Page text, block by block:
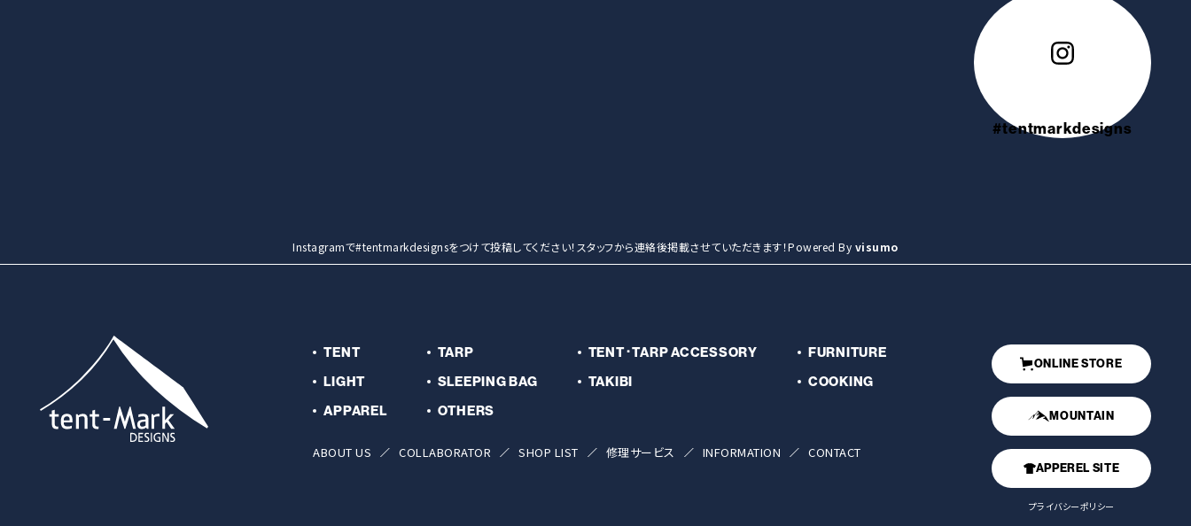
#tentmarkdesigns
Instagramで#tentmarkdesignsをつけて投稿してください！スタッフから連絡後掲載させていただきます！Powered By visumo
TENT TARP TENT･TARP ACCESSORY
FURNITURE
LIGHT
SLEEPING BAG TAKIBI
COOKING
APPAREL
OTHERS
ABOUT US COLLABORATOR SHOP LIST 修理サービス INFORMATION CONTACT
ONLINE STORE
MOUNTAIN
APPEREL SITE
プライバシーポリシー